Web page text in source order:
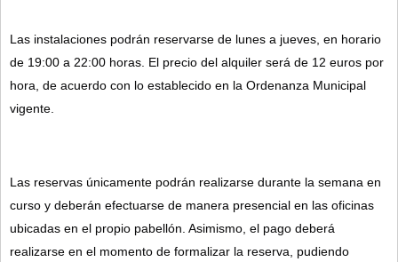
Las instalaciones podrán reservarse de lunes a jueves, en horario
de 19:00 a 22:00 horas. El precio del alquiler será de 12 euros por
hora, de acuerdo con lo establecido en la Ordenanza Municipal
vigente.
Las reservas únicamente podrán realizarse durante la semana en
curso y deberán efectuarse de manera presencial en las oficinas
ubicadas en el propio pabellón. Asimismo, el pago deberá
realizarse en el momento de formalizar la reserva, pudiendo